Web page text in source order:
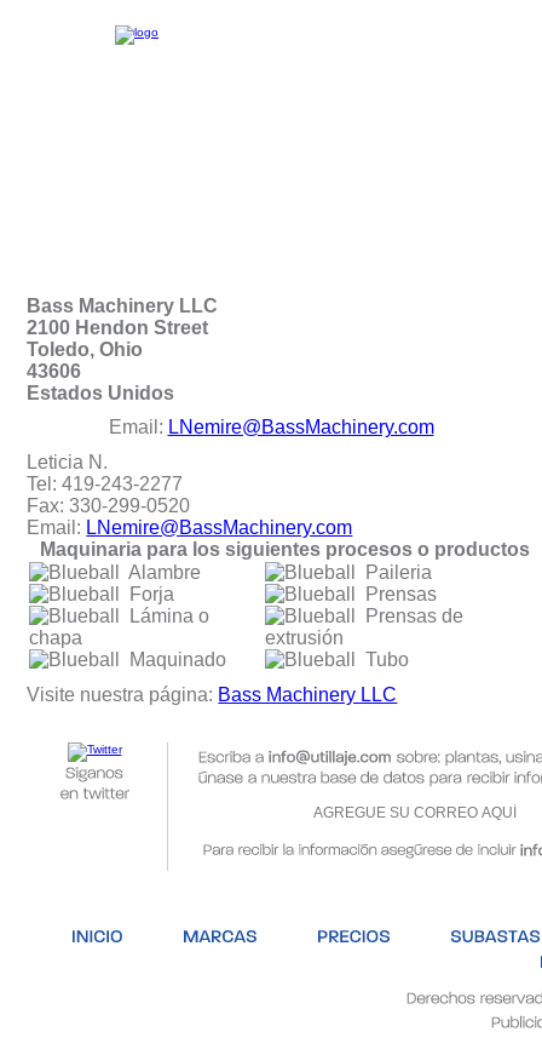
Bass Machinery LLC
2100 Hendon Street
Toledo, Ohio
43606
Estados Unidos
Email: LNemire@BassMachinery.com
Leticia N.
Tel: 419-243-2277
Fax: 330-299-0520
Email: LNemire@BassMachinery.com
Maquinaria para los siguientes procesos o productos
Alambre
Forja
Lámina o
chapa
Maquinado
Paileria
Prensas
Prensas de
extrusión
Tubo
Visite nuestra página: Bass Machinery LLC